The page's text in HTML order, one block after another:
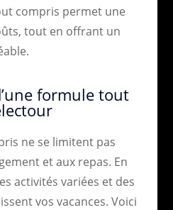
compris permet une
tout en offrant un
formule tout
ne se limitent pas
et aux repas. En
activités variées et des
vos vacances. Voici